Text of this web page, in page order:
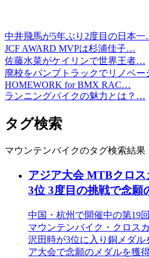
中井飛馬が5年ぶり2度目の日本
JCF AWARD MVPは杉浦佳子…
佐藤水菜がケイリンで世界王者…
廃校をパンプトラックでリノベ
HOMEWORK for BMX RAC…
ランニングバイクの魅力とは？…
タグ検索
マウンテンバイクのタグ検索結果
アジア大会 MTBクロ
3位 3度目の挑戦で念願
中国・杭州で開催中の第19
マウンテンバイク・クロス
沢田時が3位に入り銅メダ
ア大会で念願のメダルを獲